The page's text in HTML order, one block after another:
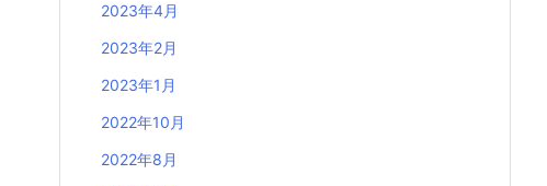
2023年4月
2023年2月
2023年1月
2022年10月
2022年8月